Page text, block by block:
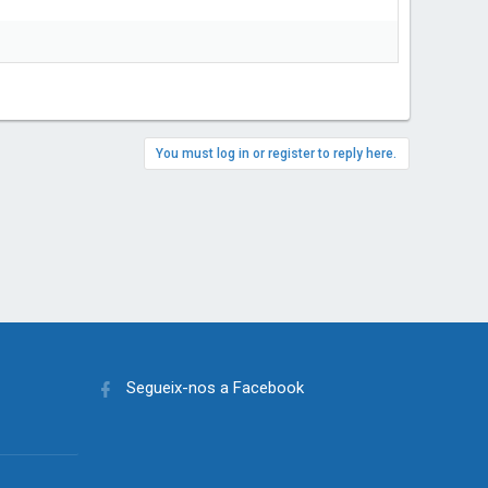
You must log in or register to reply here.
Segueix-nos a Facebook